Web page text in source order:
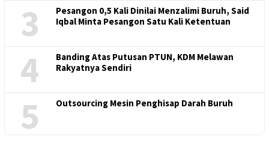
3
Pesangon 0,5 Kali Dinilai Menzalimi Buruh, Said
Iqbal Minta Pesangon Satu Kali Ketentuan
4
Banding Atas Putusan PTUN, KDM Melawan
Rakyatnya Sendiri
5 Outsourcing Mesin Penghisap Darah Buruh